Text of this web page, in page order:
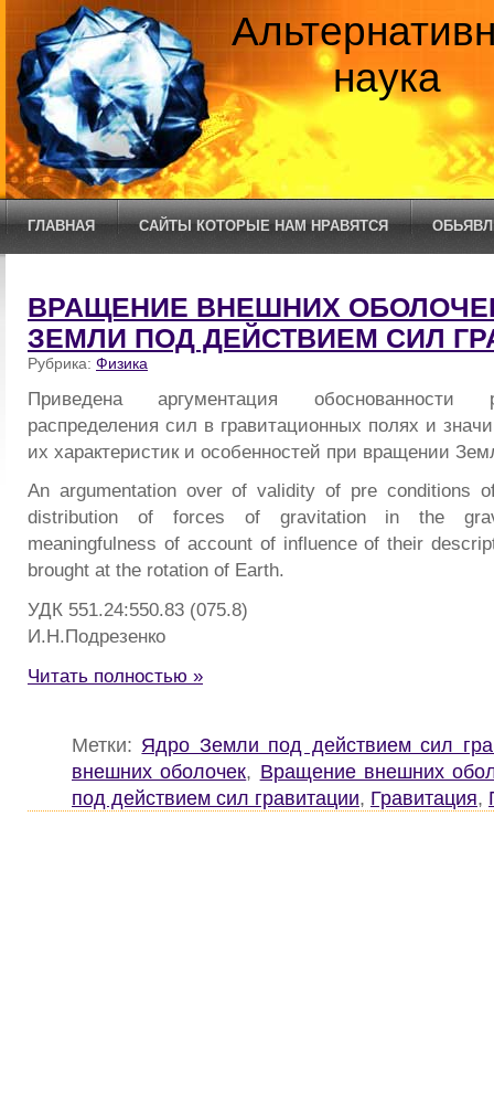
наука
ГЛАВНАЯ САЙТЫ КОТОРЫЕ НАМ НРАВЯТСЯ
ВРАЩЕНИЕ ВНЕШНИХ
ЗЕМЛИ ПОД ДЕЙСТВИЕМ СИЛ
Рубрика: Физика
Приведена аргументация обоснованности
распределения сил в гравитационных полях и
их характеристик и особенностей при вращении
An argumentation over of validity of pre conditions
distribution of forces of gravitation in the
meaningfulness of account of influence of their
brought at the rotation of Earth.
УДК 551.24:550.83
И.Н.Подрезенко
Читать полностью »
Метки: Ядро Земли под действием сил
внешних оболочек, Вращение внешних
под действием сил гравитации, Гравитация,